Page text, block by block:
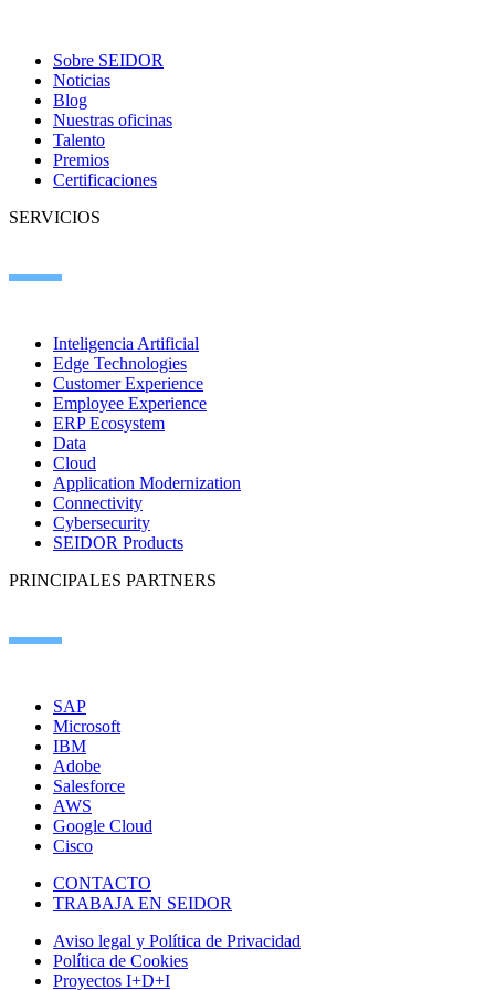
Sobre SEIDOR
Noticias
Blog
Nuestras oficinas
Talento
Premios
Certificaciones
SERVICIOS
Inteligencia Artificial
Edge Technologies
Customer Experience
Employee Experience
ERP Ecosystem
Data
Cloud
Application Modernization
Connectivity
Cybersecurity
SEIDOR Products
PRINCIPALES PARTNERS
SAP
Microsoft
IBM
Adobe
Salesforce
AWS
Google Cloud
Cisco
CONTACTO
TRABAJA EN SEIDOR
Aviso legal y Política de Privacidad
Política de Cookies
Proyectos I+D+I